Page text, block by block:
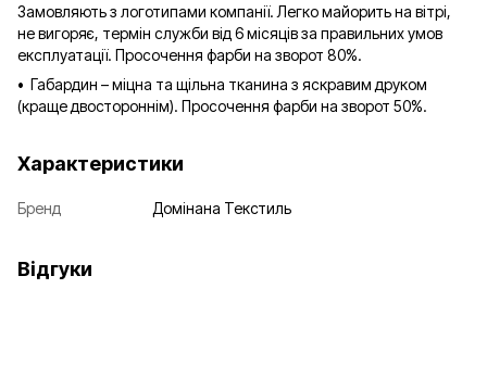
Замовляють з логотипами компанії. Легко майорить на вітрі,
не вигоряє, термін служби від 6 місяців за правильних умов
експлуатації. Просочення фарби на зворот 80%.
• Габардин – міцна та щільна тканина з яскравим друком
(краще двостороннім). Просочення фарби на зворот 50%.
Характеристики
Бренд Домінана Текстиль
Відгуки